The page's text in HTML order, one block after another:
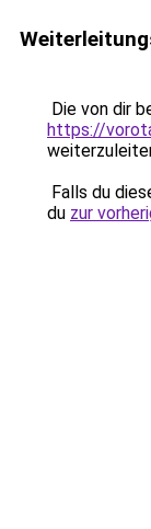
Die von dir
https://
Falls du
du zur